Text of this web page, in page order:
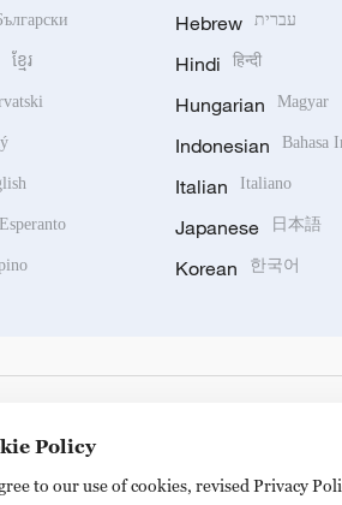
ខ្មែរ
Esperanto
Hebrew עברית
Hindi हिन्दी
Hungarian Magyar
Indonesian Bahasa
Italian Italiano
Japanese 日本語
Korean 한국어
Policy
to our use of cookies, revised Privacy